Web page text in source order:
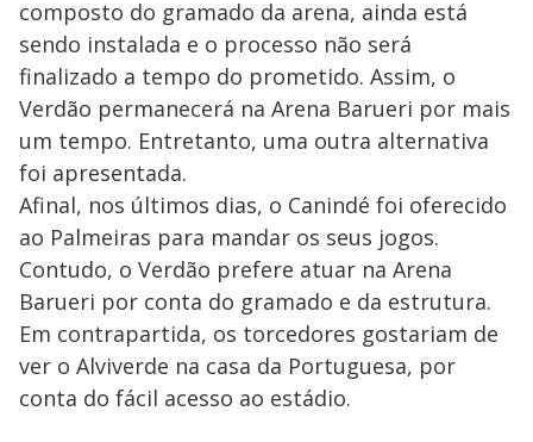
composto do gramado da arena, ainda está
sendo instalada e o processo não será
finalizado a tempo do prometido. Assim, o
Verdão permanecerá na Arena Barueri por mais
um tempo. Entretanto, uma outra alternativa
foi apresentada.
Afinal, nos últimos dias, o Canindé foi oferecido
ao Palmeiras para mandar os seus jogos.
Contudo, o Verdão prefere atuar na Arena
Barueri por conta do gramado e da estrutura.
Em contrapartida, os torcedores gostariam de
ver o Alviverde na casa da Portuguesa, por
conta do fácil acesso ao estádio.